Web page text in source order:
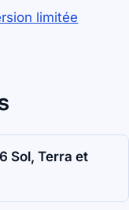
limitée
Sol, Terra et